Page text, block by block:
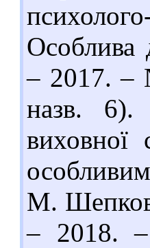
Особлива
– 2017. –
назв.
М.
– 2018.